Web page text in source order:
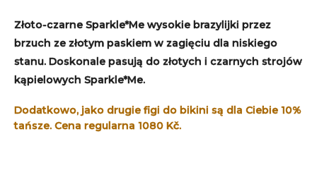
Złoto-czarne Sparkle*Me wysokie brazylijki przez
brzuch ze złotym paskiem w zagięciu dla niskiego
stanu. Doskonale pasują do złotych i czarnych strojów
kąpielowych Sparkle*Me.
Dodatkowo, jako drugie figi do bikini są dla Ciebie 10%
tańsze. Cena regularna 1080 Kč.